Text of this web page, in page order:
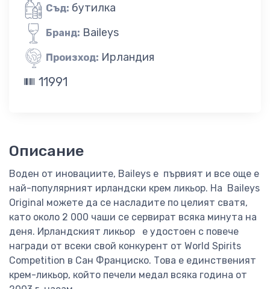
Съд: бутилка
Бранд: Baileys
Произход: Ирландия
11991
Описание
Воден от иновациите, Baileys е първият и все още е
най-популярният ирландски крем ликьор. На Baileys
Original можете да се насладите по целият сватя,
като около 2 000 чаши се сервират всяка минута на
деня. Ирландският ликьор е удостоен с повече
награди от всеки свой конкурент от World Spirits
Competition в Сан Франциско. Това е единственият
крем-ликьор, който печели медал всяка година от